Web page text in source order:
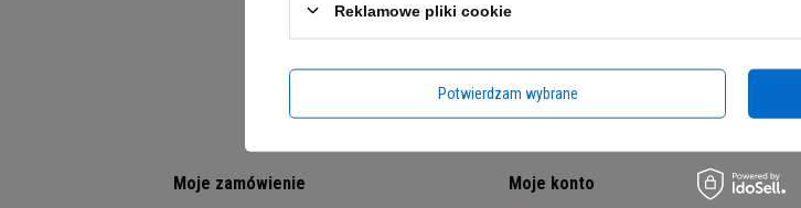
Moje zamówienie Moje konto
Reklamowe pliki cookie
Potwierdzam wybrane